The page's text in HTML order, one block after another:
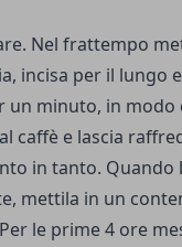
Nel frattempo
incisa per il lungo
un minuto, in
caffè e lascia
in tanto. Quando
mettila in un
le prime 4 ore